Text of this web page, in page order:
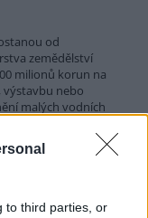
to third parties, or
od
zemědělství
milionů korun na
výstavbu nebo
malých vodních
vedrech remízky